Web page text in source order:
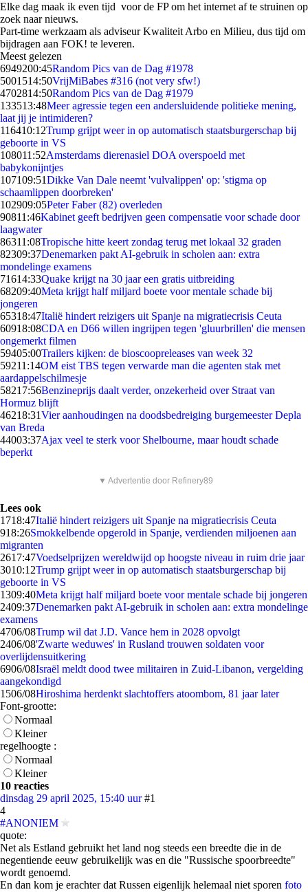
Elke dag maak ik even tijd voor de FP om het internet af te struinen op
zoek naar nieuws.
Part-time werkzaam als adviseur Kwaliteit Arbo en Milieu, dus tijd om
bijdragen aan FOK! te leveren.
Meest gelezen
6949200:45Random Pics van de Dag #1978
5001514:50VrijMiBabes #316 (not very sfw!)
4702814:50Random Pics van de Dag #1979
133513:48Meer agressie tegen een andersluidende politieke mening,
laat jij je intimideren?
116410:12Trump grijpt weer in op automatisch staatsburgerschap bij
geboorte in VS
108011:52Amsterdams dierenasiel DOA overspoeld met
babykonijntjes
107109:51Dikke Van Dale neemt 'vulvalippen' op: 'stigma op
schaamlippen doorbreken'
102909:05Peter Faber (82) overleden
90811:46Kabinet geeft bedrijven geen compensatie voor schade door
laagwater
86311:08Tropische hitte keert zondag terug met lokaal 32 graden
82309:37Denemarken pakt AI-gebruik in scholen aan: extra
mondelinge examens
71614:33Quake krijgt na 30 jaar een gratis uitbreiding
68209:40Meta krijgt half miljard boete voor mentale schade bij
jongeren
65318:47Italië hindert reizigers uit Spanje na migratiecrisis Ceuta
60918:08CDA en D66 willen ingrijpen tegen 'gluurbrillen' die mensen
ongemerkt filmen
59405:00Trailers kijken: de bioscoopreleases van week 32
59211:14OM eist TBS tegen verwarde man die agenten stak met
aardappelschilmesje
58217:56Benzineprijs daalt verder, onzekerheid over Straat van
Hormuz blijft
46218:31Vier aanhoudingen na doodsbedreiging burgemeester Depla
van Breda
44003:37Ajax veel te sterk voor Shelbourne, maar houdt schade
beperkt
▼ Advertentie door Refinery89
Lees ook
1718:47Italië hindert reizigers uit Spanje na migratiecrisis Ceuta
918:26Smokkelbende opgerold in Spanje, verdienden miljoenen aan
migranten
2617:47Voedselprijzen wereldwijd op hoogste niveau in ruim drie jaar
3010:12Trump grijpt weer in op automatisch staatsburgerschap bij
geboorte in VS
1309:40Meta krijgt half miljard boete voor mentale schade bij jongeren
2409:37Denemarken pakt AI-gebruik in scholen aan: extra mondelinge
examens
4706/08Trump wil dat J.D. Vance hem in 2028 opvolgt
2406/08'Zwarte weduwes' in Rusland trouwen soldaten voor
overlijdensuitkering
6906/08Israël meldt dood twee militairen in Zuid-Libanon, vergelding
aangekondigd
1506/08Hiroshima herdenkt slachtoffers atoombom, 81 jaar later
Font-grootte:
Normaal
Kleiner
regelhoogte :
Normaal
Kleiner
10 reacties
dinsdag 29 april 2025, 15:40 uur #1
4
#ANONIEM
quote:
Net als Estland gebruikt het land nog steeds een breedte die in de
negentiende eeuw gebruikelijk was en die "Russische spoorbreedte"
wordt genoemd.
En dan kom je erachter dat Russen eigenlijk helemaal niet sporen foto